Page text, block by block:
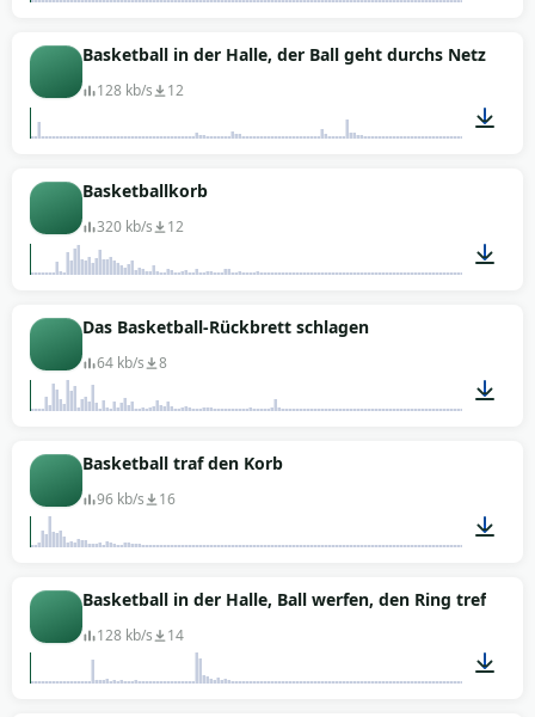
00:01
Basketball in der Halle, der Ball geht durchs Netz
128 kb/s 12
Basketballkorb
320 kb/s 12
Das Basketball-Rückbrett schlagen
64 kb/s 8
Basketball traf den Korb
96 kb/s 16
00:03
Basketball in der Halle, Ball werfen, den Ring treffen
128 kb/s 14